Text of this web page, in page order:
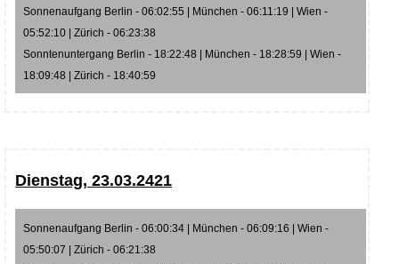
Sonnenaufgang Berlin - 06:02:55 | München - 06:11:19 | Wien -
05:52:10 | Zürich - 06:23:38
Sonntenuntergang Berlin - 18:22:48 | München - 18:28:59 | Wien -
18:09:48 | Zürich - 18:40:59
Dienstag, 23.03.2421
Sonnenaufgang Berlin - 06:00:34 | München - 06:09:16 | Wien -
05:50:07 | Zürich - 06:21:38